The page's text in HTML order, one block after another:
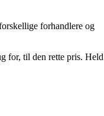
forhandlere og
for, til den rette pris. Held